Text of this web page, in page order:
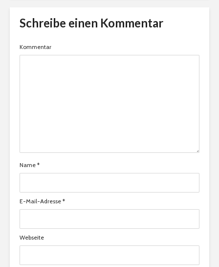
Schreibe einen Kommentar
Kommentar
Name *
E-Mail-Adresse *
Webseite